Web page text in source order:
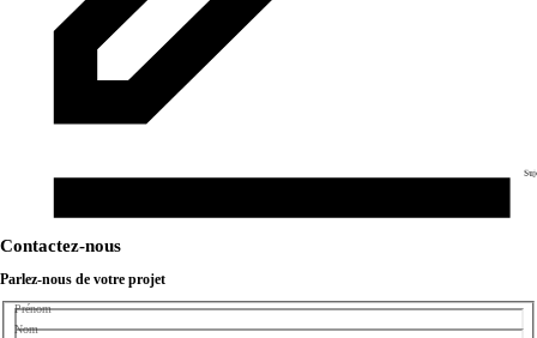
Contactez-nous
Parlez-nous de votre projet
Prénom
Nom